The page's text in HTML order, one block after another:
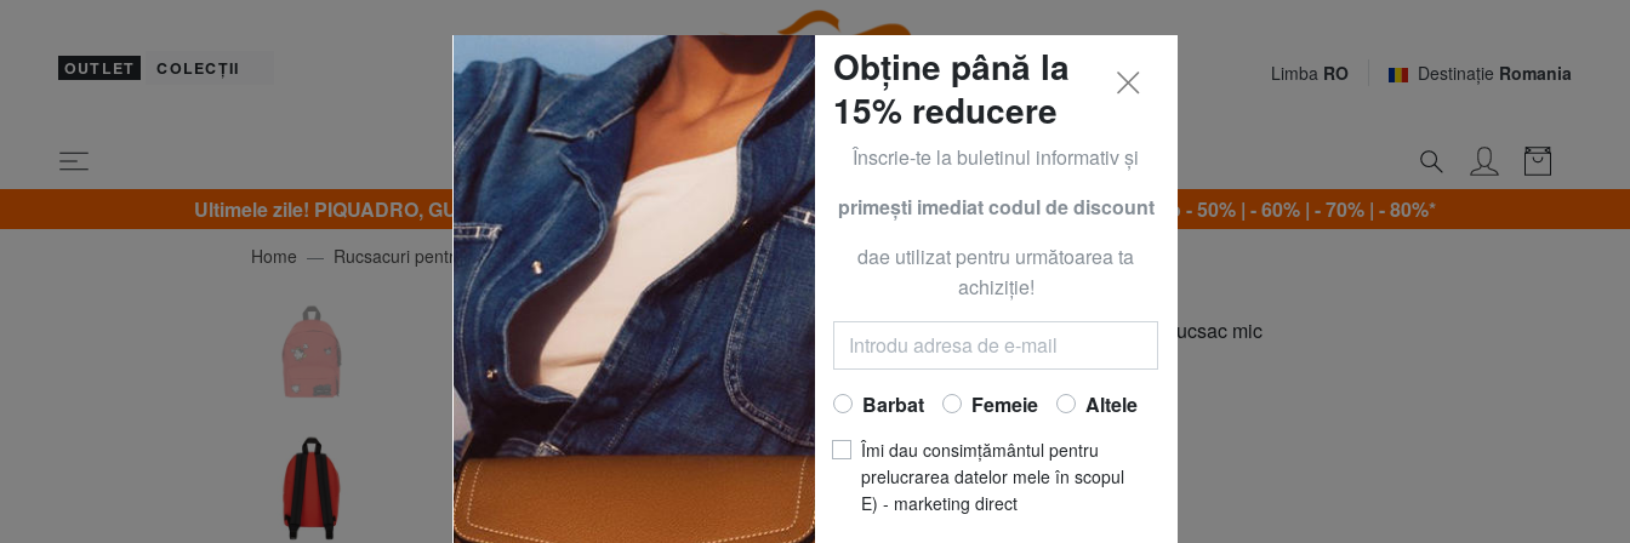
OUTLET COLECȚII Limba RO Destinaţie Romania
Ultimele zile! PIQUADRO, GUESS, YNOT, BRACCIALINI, CALVIN KLEIN, KIPLING ŞI ÎMBRĂCĂMINTE Promo - 50% | - 60% | - 70% | - 80%*
Home Rucsacuri pentru școală și timp liber EASTPAK
EASTPAK
ORBIT XS Mickey Mouse Rucsac mic
RON 288.89
Obține până la
15% reducere
Înscrie-te la buletinul informativ şi
primeşti imediat codul de discount
dae utilizat pentru următoarea ta
achiziţie!
Barbat Femeie Altele
Îmi dau consimțământul pentru
prelucrarea datelor mele în scopul
E) - marketing direct